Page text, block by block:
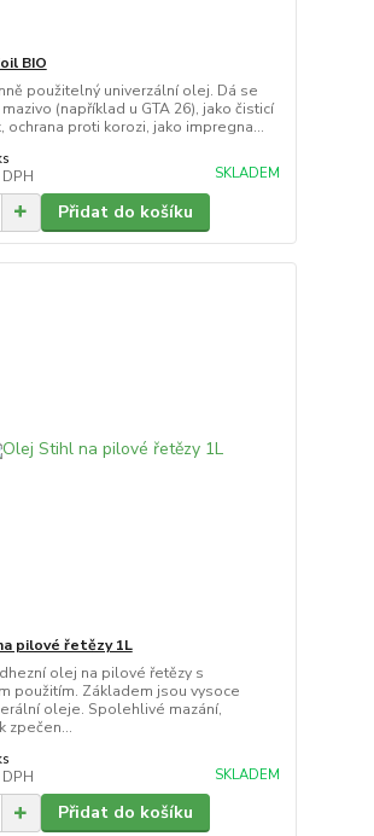
BIO
použitelný univerzální olej. Dá se
(například u GTA 26), jako čisticí
ochrana proti korozi, jako impregna...
SKLADEM
Přidat do košíku
pilové řetězy 1L
olej na pilové řetězy s
použitím. Základem jsou vysoce
oleje. Spolehlivé mazání,
zpečen...
SKLADEM
Přidat do košíku